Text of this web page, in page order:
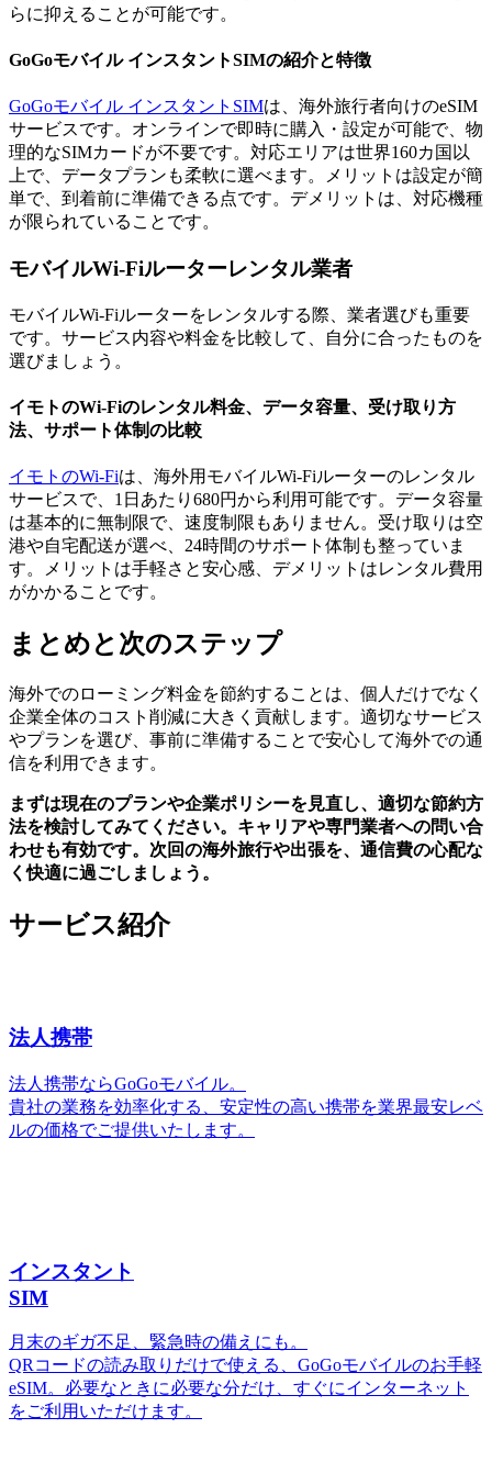
らに抑えることが可能です。
GoGoモバイル インスタントSIMの紹介と特徴
GoGoモバイル インスタントSIMは、海外旅行者向けのeSIM
サービスです。オンラインで即時に購入・設定が可能で、物
理的なSIMカードが不要です。対応エリアは世界160カ国以
上で、データプランも柔軟に選べます。メリットは設定が簡
単で、到着前に準備できる点です。デメリットは、対応機種
が限られていることです。
モバイルWi-Fiルーターレンタル業者
モバイルWi-Fiルーターをレンタルする際、業者選びも重要
です。サービス内容や料金を比較して、自分に合ったものを
選びましょう。
イモトのWi-Fiのレンタル料金、データ容量、受け取り方
法、サポート体制の比較
イモトのWi-Fiは、海外用モバイルWi-Fiルーターのレンタル
サービスで、1日あたり680円から利用可能です。データ容量
は基本的に無制限で、速度制限もありません。受け取りは空
港や自宅配送が選べ、24時間のサポート体制も整っていま
す。メリットは手軽さと安心感、デメリットはレンタル費用
がかかることです。
まとめと次のステップ
海外でのローミング料金を節約することは、個人だけでなく
企業全体のコスト削減に大きく貢献します。適切なサービス
やプランを選び、事前に準備することで安心して海外での通
信を利用できます。
まずは現在のプランや企業ポリシーを見直し、適切な節約方
法を検討してみてください。キャリアや専門業者への問い合
わせも有効です。次回の海外旅行や出張を、通信費の心配な
く快適に過ごしましょう。
サービス紹介
法人携帯
法人携帯ならGoGoモバイル。
貴社の業務を効率化する、安定性の高い携帯を業界最安レベ
ルの価格でご提供いたします。
インスタント
SIM
月末のギガ不足、緊急時の備えにも。
QRコードの読み取りだけで使える、GoGoモバイルのお手軽
eSIM。必要なときに必要な分だけ、すぐにインターネット
をご利用いただけます。